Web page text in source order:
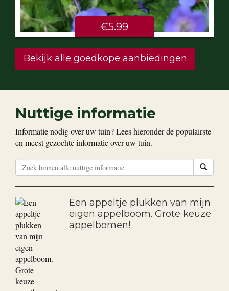
€5.99
Bekijk alle goedkope aanbiedingen
Nuttige informatie
Informatie nodig over uw tuin? Lees hieronder de populairste
en meest gezochte informatie over uw tuin.
Een appeltje plukken van mijn
eigen appelboom. Grote keuze
appelbomen!